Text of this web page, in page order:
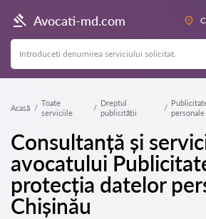
Avocati-md.com
Acasă
Toate
serviciile
Dreptul
publicității
personale
Consultanță și
avocatului
protecția datelor
Chișinău